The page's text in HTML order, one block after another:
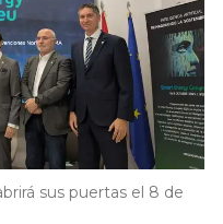
sus puertas el 8 de